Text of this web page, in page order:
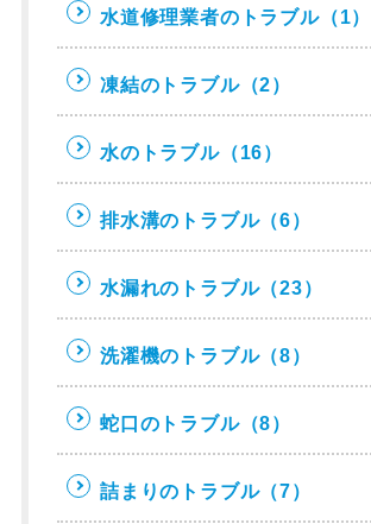
水道修理業者のトラブル（1）
凍結のトラブル（2）
水のトラブル（16）
排水溝のトラブル（6）
水漏れのトラブル（23）
洗濯機のトラブル（8）
蛇口のトラブル（8）
詰まりのトラブル（7）